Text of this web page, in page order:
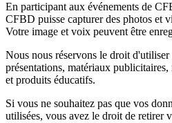
En participant aux événements de
CFBD puisse capturer des photos et
Votre image et voix peuvent être
Nous nous réservons le droit d'utiliser
présentations, matériaux
et produits éducatifs.
Si vous ne souhaitez pas que vos
utilisées, vous avez le droit de retirer